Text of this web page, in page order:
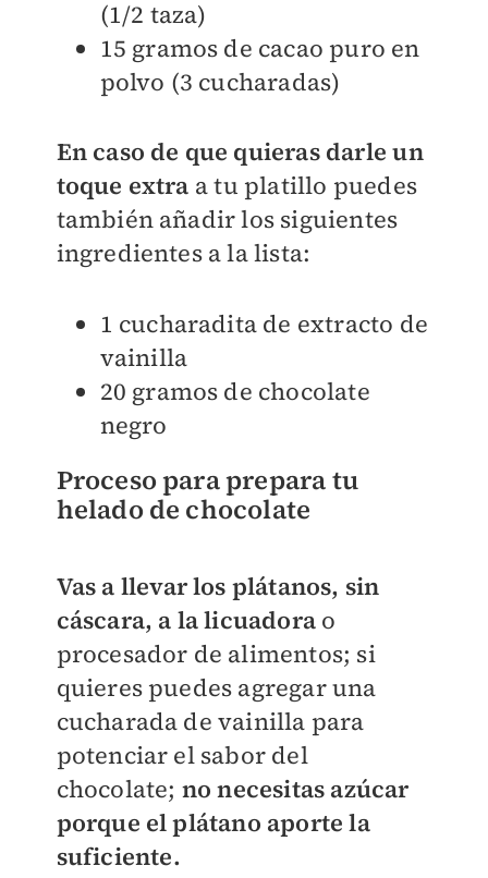
(1/2 taza)
15 gramos de cacao puro en
polvo (3 cucharadas)
En caso de que quieras darle un
toque extra a tu platillo puedes
también añadir los siguientes
ingredientes a la lista:
1 cucharadita de extracto de
vainilla
20 gramos de chocolate
negro
Proceso para prepara tu
helado de chocolate
Vas a llevar los plátanos, sin
cáscara, a la licuadora o
procesador de alimentos; si
quieres puedes agregar una
cucharada de vainilla para
potenciar el sabor del
chocolate; no necesitas azúcar
porque el plátano aporte la
suficiente.